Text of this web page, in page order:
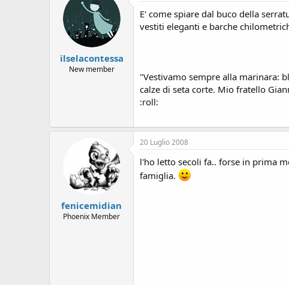
D
i
ilselacontessa
New member
E' come spiare dal buco della
vestiti eleganti e barche
"Vestivamo sempre alla marinara:
calze di seta corte. Mio fratello
:roll:
fenicemidian
Phoenix Member
20 Luglio 2008
l'ho letto secoli fa.. forse in prima
famiglia.